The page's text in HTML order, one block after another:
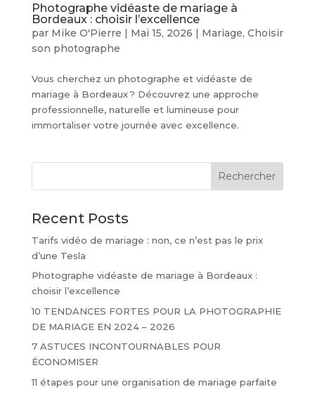
Photographe vidéaste de mariage à
Bordeaux : choisir l’excellence
par Mike O'Pierre | Mai 15, 2026 | Mariage, Choisir
son photographe
Vous cherchez un photographe et vidéaste de
mariage à Bordeaux ? Découvrez une approche
professionnelle, naturelle et lumineuse pour
immortaliser votre journée avec excellence.
Rechercher
Recent Posts
Tarifs vidéo de mariage : non, ce n’est pas le prix
d’une Tesla
Photographe vidéaste de mariage à Bordeaux :
choisir l’excellence
10 TENDANCES FORTES POUR LA PHOTOGRAPHIE
DE MARIAGE EN 2024 – 2026
7 ASTUCES INCONTOURNABLES POUR
ÉCONOMISER
11 étapes pour une organisation de mariage parfaite